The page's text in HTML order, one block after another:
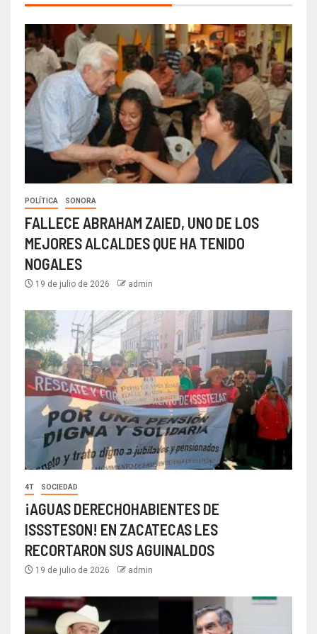
POLÍTICA SONORA
FALLECE ABRAHAM ZAIED, UNO DE LOS
MEJORES ALCALDES QUE HA TENIDO
NOGALES
19 de julio de 2026 admin
4T SOCIEDAD
¡AGUAS DERECHOHABIENTES DE
ISSSTESON! EN ZACATECAS LES
RECORTARON SUS AGUINALDOS
19 de julio de 2026 admin